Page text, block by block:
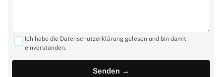
Ich habe die Datenschutzerklärung gelesen und bin damit
einverstanden.